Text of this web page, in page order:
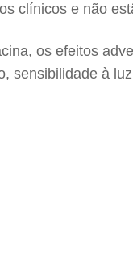
clínicos e não
os efeitos
sensibilidade à